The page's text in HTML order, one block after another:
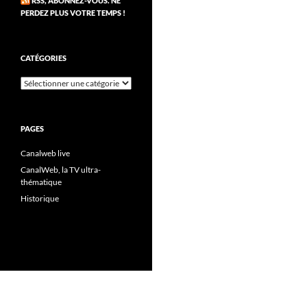
PERDEZ PLUS VOTRE TEMPS !
CATÉGORIES
Catégories
PAGES
Canalweb live
CanalWeb, la TV ultra-
thématique
Historique